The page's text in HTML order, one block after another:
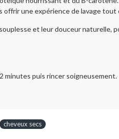
une expérience de lavage tout
et leur douceur naturelle,
minutes puis rincer soigneusement.
cheveux secs